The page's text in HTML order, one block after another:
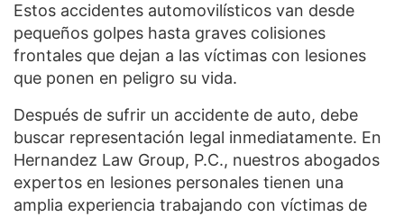
Estos accidentes automovilísticos van desde
pequeños golpes hasta graves colisiones
frontales que dejan a las víctimas con lesiones
que ponen en peligro su vida.
Después de sufrir un accidente de auto, debe
buscar representación legal inmediatamente. En
Hernandez Law Group, P.C., nuestros abogados
expertos en lesiones personales tienen una
amplia experiencia trabajando con víctimas de